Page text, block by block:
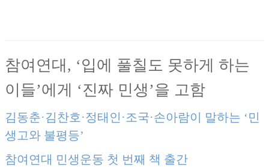
참여연대, ‘입에 풀칠도 못하게 하는
이들’에게 ‘진짜 민생’을 고함
김동춘·김찬호·정태인·조국·손아람이 말하는 ‘민
생고와 불평등’
참여연대 민생운동 첫 번째 책 출간